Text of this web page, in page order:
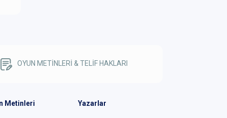
OYUN METİNLERİ & TELİF HAKLARI
Metinleri Yazarlar